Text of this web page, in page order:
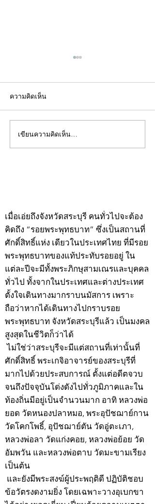
คอลัมน์"จับชีพจรวงการ
พระ"ประจำพุธที่ 29
ความคิดเห็น
เขียนความคิดเห็น…
เมื่อเอ่ยถึงจังหวัดสระบุรี คนทั่วไปจะต้อง
คิดถึง “รอยพระพุทธบาท” ซึ่งเป็นสถานที่
ศักดิ์สิทธิ์แห่ง เดียวในประเทศไทย ที่มีรอย
พระพุทธบาทของแท้ประทับรอยอยู่ ใน
แต่ละปีจะมีทั้งพระภิกษุสามเณรและบุคคล
ทั่วไป ทั้งจากในประเทศและต่างประเทศ
ตั้งใจเดินทางมากราบนมัสการ เพราะ
ถือว่าหากได้เดินทางไปกราบรอย
พระพุทธบาท จังหวัดสระบุรีแล้ว เป็นมงคล
สูงสุดในชีวิตก็ว่าได้
ไม่ใช่ว่าสระบุรีจะมีแต่สถานที่เท่านั้นที่
ศักดิ์สิทธิ์ พระเกจิอาจารย์ของสระบุรีที่
มากไปด้วยประสบการณ์ ตั้งแต่อดีตจวบ
จนถึงปัจจุบันโด่งดังไปทั่วภูมิภาคและใน
ท้องถิ่นมีอยู่เป็นจำนวนมาก อาทิ หลวงพ่อ
ยอด วัดหนองปลาหมอ, พระอุปัชฌาย์กาน
วัดโคกโพธิ์, อุปัชฌาย์ตัน วัดอู่ตะเภา,
หลวงพ่อลา วัดแก่งคอย, หลวงพ่อย้อย วัด
อัมพวัน และหลวงพ่อตาบ วัดมะขามเรียง
เป็นต้น
และยังมีพระสงฆ์ผู้ประพฤติดี ปฏิบัติชอบ
ข้อวัตรงดงามยิ่ง โดยเฉพาะวางอุเบกขา